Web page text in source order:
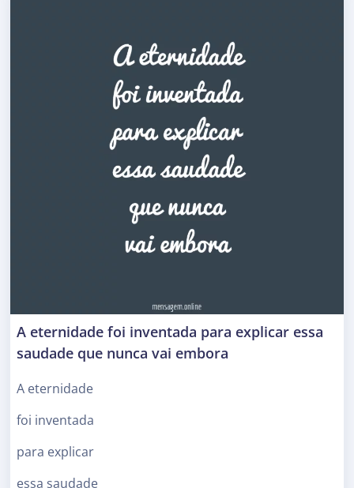
A eternidade foi inventada para explicar essa
saudade que nunca vai embora
A eternidade
foi inventada
para explicar
essa saudade